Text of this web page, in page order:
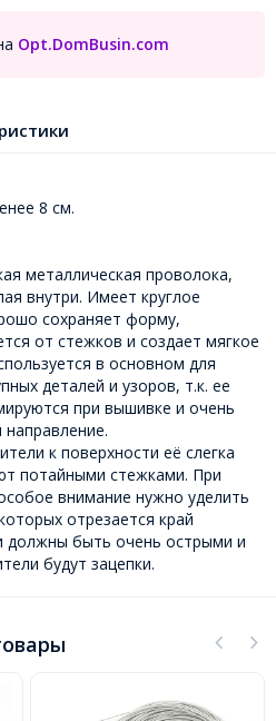
Opt.DomBusin.com
8 см.
металлическая проволока,
внутри. Имеет круглое
сохраняет форму,
от стежков и создает мягкое
в основном для
деталей и узоров, т.к. ее
при вышивке и очень
к поверхности её слегка
потайными стежками. При
внимание нужно уделить
отрезается край
должны быть очень острыми и
будут зацепки.